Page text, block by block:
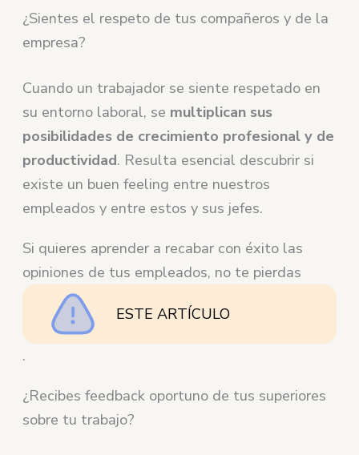
¿Sientes el respeto de tus compañeros y de la
empresa?
Cuando un trabajador se siente respetado en
su entorno laboral, se multiplican sus
posibilidades de crecimiento profesional y de
productividad. Resulta esencial descubrir si
existe un buen feeling entre nuestros
empleados y entre estos y sus jefes.
Si quieres aprender a recabar con éxito las
opiniones de tus empleados, no te pierdas
ESTE ARTÍCULO
.
¿Recibes feedback oportuno de tus superiores
sobre tu trabajo?